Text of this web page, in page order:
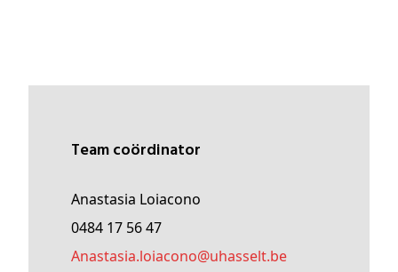
Team coördinator
Anastasia Loiacono
0484 17 56 47
anastasia.loiacono@uhasselt.be